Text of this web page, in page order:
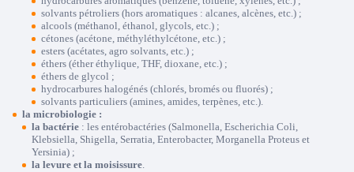
solvants pétroliers (hors aromatiques : alcanes, alcènes, etc.) ;
alcools (méthanol, éthanol, glycols, etc.) ;
cétones (acétone, méthyléthylcétone, etc.) ;
esters (acétates, agro solvants, etc.) ;
éthers (éther éthylique, THF, dioxane, etc.) ;
éthers de glycol ;
hydrocarbures halogénés (chlorés, bromés ou fluorés) ;
solvants particuliers (amines, amides, terpènes, etc.).
la microbiologie :
la bactérie : les entérobactéries (Salmonella, Escherichia Coli,
Klebsiella, Shigella, Serratia, Enterobacter, Morganella Proteus et
Yersinia) ;
la levure et la moisissure.